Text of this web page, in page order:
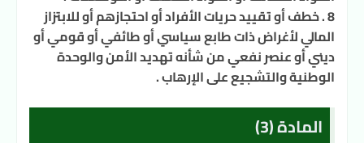
8 . خطف أو تقييد حريات الأفراد أو احتجازهم أو للابتزاز
المالي لأغراض ذات طابع سياسي أو طائفي أو قومي أو
ديني أو عنصر نفعي من شأنه تهديد الأمن والوحدة
الوطنية والتشجيع على الإرهاب .
المادة (3)